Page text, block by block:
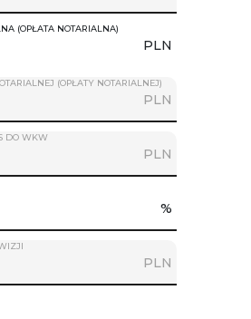
(OPŁATA NOTARIALNA)
PLN
(OPŁATY NOTARIALNEJ)
PLN
DO WKW
PLN
%
PLN